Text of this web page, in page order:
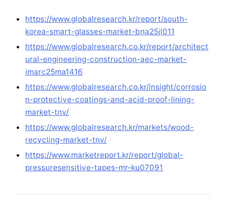
https://www.globalresearch.kr/report/south-
korea-smart-glasses-market-bna25jl011
https://www.globalresearch.co.kr/report/architect
ural-engineering-construction-aec-market-
imarc25ma1416
https://www.globalresearch.co.kr/insight/corrosio
n-protective-coatings-and-acid-proof-lining-
market-tnv/
https://www.globalresearch.kr/markets/wood-
recycling-market-tnv/
https://www.marketreport.kr/report/global-
pressuresensitive-tapes-mr-ku07091